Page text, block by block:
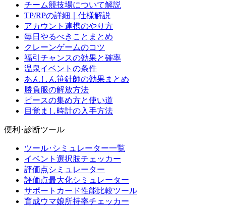
チーム競技場について解説
TP/RPの詳細｜仕様解説
アカウント連携のやり方
毎日やるべきことまとめ
クレーンゲームのコツ
福引チャンスの効果と確率
温泉イベントの条件
あんしん笹針師の効果まとめ
勝負服の解放方法
ピースの集め方と使い道
目覚まし時計の入手方法
便利･診断ツール
ツール･シミュレーター一覧
イベント選択肢チェッカー
評価点シミュレーター
評価点最大化シミュレーター
サポートカード性能比較ツール
育成ウマ娘所持率チェッカー